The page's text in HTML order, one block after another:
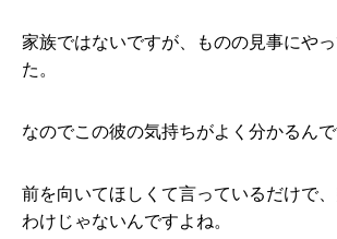
家族ではないですが、ものの見事にや
た。
なのでこの彼の気持ちがよく分かるんで
前を向いてほしくて言っているだけで
わけじゃないんですよね。